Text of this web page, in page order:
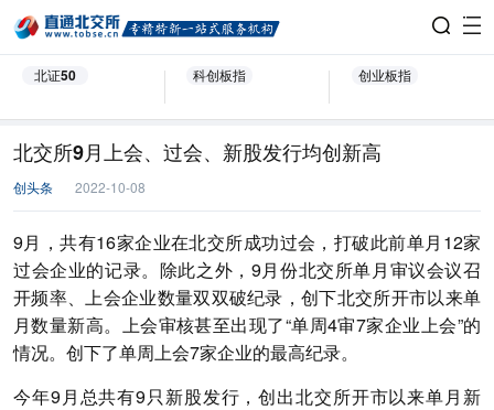
北证50 科创板指 创业板指
北交所9月上会、过会、新股发行均创新高
创头条 2022-10-08
9月，共有16家企业在北交所成功过会，打破此前单月12家
过会企业的记录。除此之外，9月份北交所单月审议会议召
开频率、上会企业数量双双破纪录，创下北交所开市以来单
月数量新高。上会审核甚至出现了“单周4审7家企业上会”的
情况。创下了单周上会7家企业的最高纪录。
今年9月总共有9只新股发行，创出北交所开市以来单月新